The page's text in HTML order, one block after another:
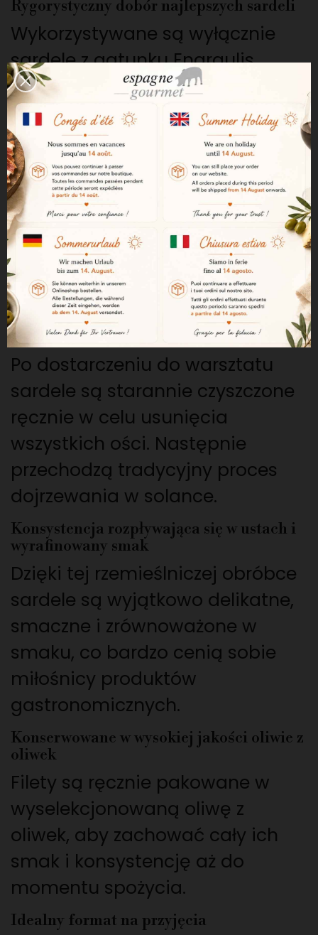
Rygorystyczny dobór najlepszych sardeli
Wykorzystywane są wyłącznie
sardele z gatunku Engraulis
Encrasicolus. Są one wybierane
bezpośrednio na aukcji w Getarii
od rybaków, którzy łowią je w
Zatoce Biskajskiej.
Połów w optymalnym momencie
Sardele łowi się wiosną, w
idealnym okresie, kiedy mają
najlepszą jakość, idealną
wielkość i wyjątkowy aromat.
Rzemieślnicza produkcja
Po dostarczeniu do warsztatu
sardele są starannie czyszczone
ręcznie w celu usunięcia
wszystkich ości. Następnie
przechodzą tradycyjny proces
dojrzewania w solance.
Konsystencja rozpływająca się w ustach i
wyrafinowany smak
Dzięki tej rzemieślniczej obróbce
sardele są wyjątkowo delikatne,
smaczne i zrównoważone w
smaku, co bardzo cenią sobie
miłośnicy produktów
gastronomicznych.
Konserwowane w wysokiej jakości oliwie z
oliwek
Filety są ręcznie pakowane w
wyselekcjonowaną oliwę z
oliwek, aby zachować cały ich
smak i konsystencję aż do
momentu spożycia.
Idealny format na przyjęcia